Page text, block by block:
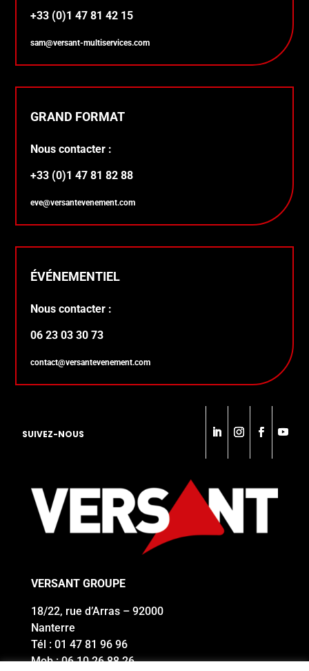
+33 (0)1 47 81 42 15
sam@versant-multiservices.com
GRAND FORMAT
Nous contacter :
+33 (0)1 47 81 82 88
eve@versantevenement.com
ÉVÉNEMENTIEL
Nous contacter :
06 23 03 30 73
contact@versantevenement.com
SUIVEZ-NOUS
VERSANT GROUPE
18/22, rue d’Arras – 92000
Nanterre
Tél : 01 47 81 96 96
Mob : 06 10 26 88 26